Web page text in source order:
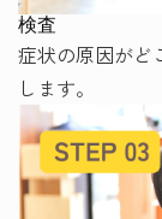
検査
症状の原因がど
します。